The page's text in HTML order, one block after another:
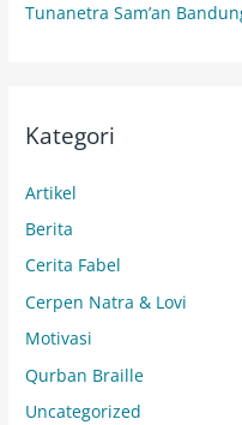
Tunanetra Sam’an
Kategori
Artikel
Berita
Cerita Fabel
Cerpen Natra & Lovi
Motivasi
Qurban Braille
Uncategorized